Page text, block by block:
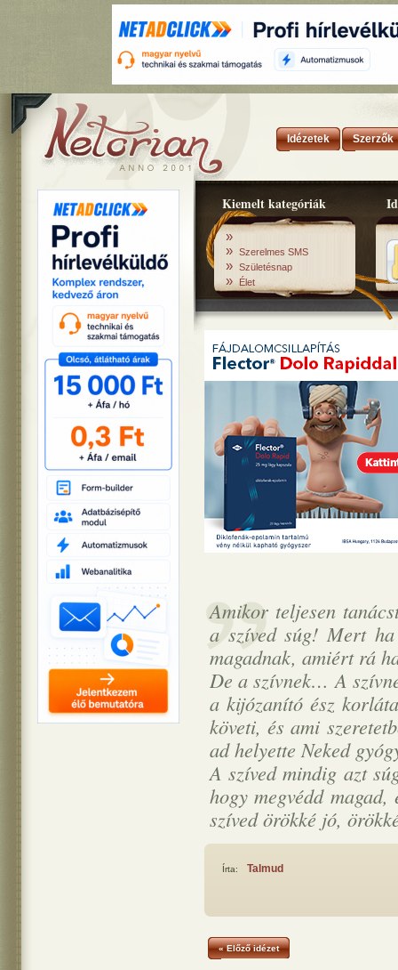
Idézetek Szerzők
Kiemelt kategóriák
»
» Szerelmes SMS
» Születésnap
» Élet
Amikor teljesen
a szíved súg! Mert ha
magadnak, amiért rá
De a szívnek… A
a kijózanító ész
követi, és ami
ad helyette Neked
A szíved mindig azt
hogy megvédd
szíved örökké jó,
Írta: Talmud
« Előző idézet